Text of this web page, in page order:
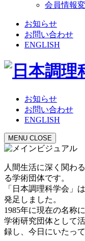
会員情報
お知らせ
お問い合わせ
ENGLISH
お知らせ
お問い合わせ
ENGLISH
MENU CLOSE
人間生活に深く関わ
る学術団体です。
「日本調理科学会」
発足しました。
1985年に現在の名称
学術研究団体として
録し、今日にいたって